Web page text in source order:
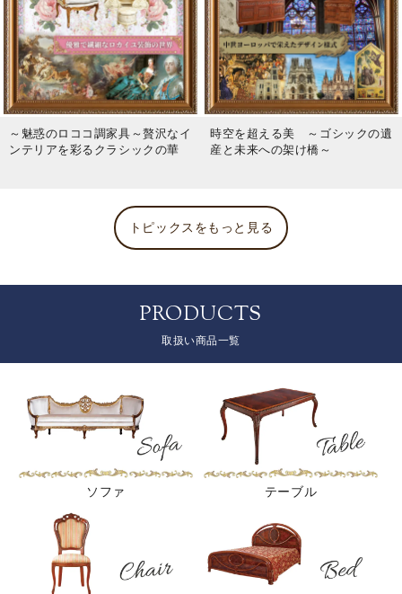
～魅惑のロココ調家具～贅沢なイ
ンテリアを彩るクラシックの華
時空を超える美 ～ゴシックの遺
産と未来への架け橋～
トピックスをもっと見る
PRODUCTS
取扱い商品一覧
ソファ テーブル